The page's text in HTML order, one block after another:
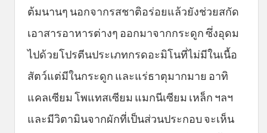
ต้มนานๆ นอกจากรสชาติอร่อยแล้วยังช่วยสกัด
เอาสารอาหารต่างๆ ออกมาจากกระดูก ซึ่งอุดม
ไปด้วยโปรตีนประเภทกรดอะมิโนที่ไม่มีในเนื้อ
สัตว์แต่มีในกระดูก และแร่ธาตุมากมาย อาทิ
แคลเซียม โพแทสเซียม แมกนีเซียม เหล็ก ฯลฯ
และมีวิตามินจากผักที่เป็นส่วนประกอบ จะเห็น